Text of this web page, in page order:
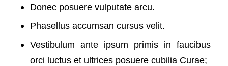
Donec posuere vulputate arcu.
Phasellus accumsan cursus velit.
Vestibulum ante ipsum primis in faucibus
orci luctus et ultrices posuere cubilia Curae;